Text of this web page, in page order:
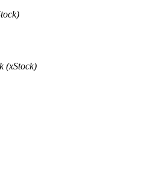
(xStock)